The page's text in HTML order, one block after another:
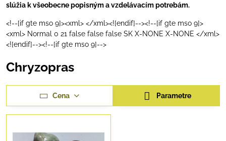
slúžia k všeobecne popisným a vzdelávacím potrebám.
<!--[if gte mso 9]><xml> </xml><![endif]--><!--[if gte mso 9]>
<xml> Normal 0 21 false false false SK X-NONE X-NONE </xml>
<![endif]--><!--[if gte mso 9]-->
Chryzopras
Cena Parametre